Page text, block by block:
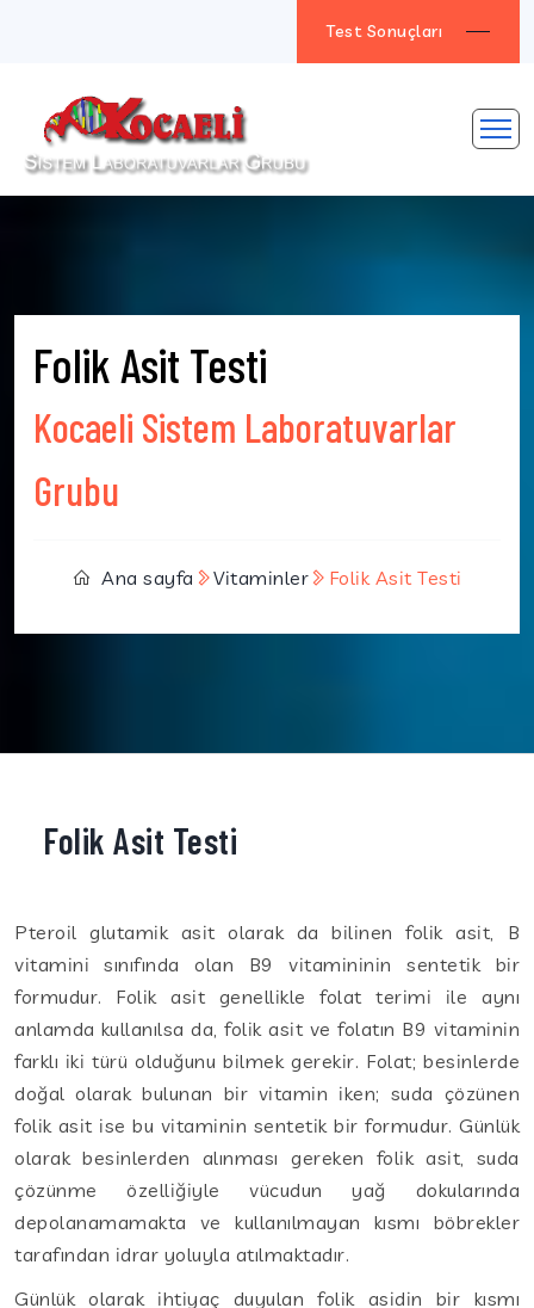
Test Sonuçları
Folik Asit Testi
Kocaeli Sistem Laboratuvarlar
Grubu
Ana sayfa Vitaminler Folik Asit Testi
Folik Asit Testi
Pteroil glutamik asit olarak da bilinen folik asit, B
vitamini sınıfında olan B9 vitamininin sentetik bir
formudur. Folik asit genellikle folat terimi ile aynı
anlamda kullanılsa da, folik asit ve folatın B9 vitaminin
farklı iki türü olduğunu bilmek gerekir. Folat; besinlerde
doğal olarak bulunan bir vitamin iken; suda çözünen
folik asit ise bu vitaminin sentetik bir formudur. Günlük
olarak besinlerden alınması gereken folik asit, suda
çözünme özelliğiyle vücudun yağ dokularında
depolanamamakta ve kullanılmayan kısmı böbrekler
tarafından idrar yoluyla atılmaktadır.
Günlük olarak ihtiyaç duyulan folik asidin bir kısmı